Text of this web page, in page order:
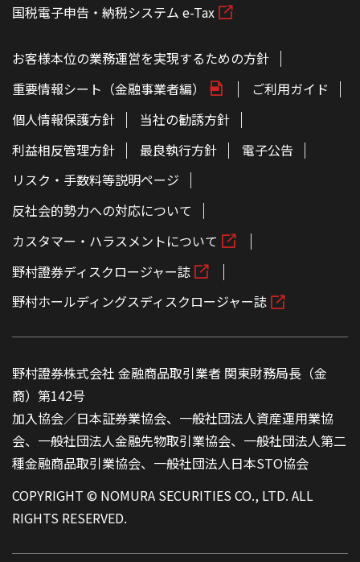
国税電子申告・納税システム e-Tax
お客様本位の業務運営を実現するための方針
重要情報シート（金融事業者編）
ご利用ガイド
個人情報保護方針
当社の勧誘方針
利益相反管理方針
最良執行方針
電子公告
リスク・手数料等説明ページ
反社会的勢力への対応について
カスタマー・ハラスメントについて
野村證券ディスクロージャー誌
野村ホールディングスディスクロージャー誌
野村證券株式会社 金融商品取引業者 関東財務局長（金
商）第142号
加入協会／日本証券業協会、一般社団法人資産運用業協
会、一般社団法人金融先物取引業協会、一般社団法人第二
種金融商品取引業協会、一般社団法人日本STO協会
COPYRIGHT © NOMURA SECURITIES CO., LTD. ALL
RIGHTS RESERVED.